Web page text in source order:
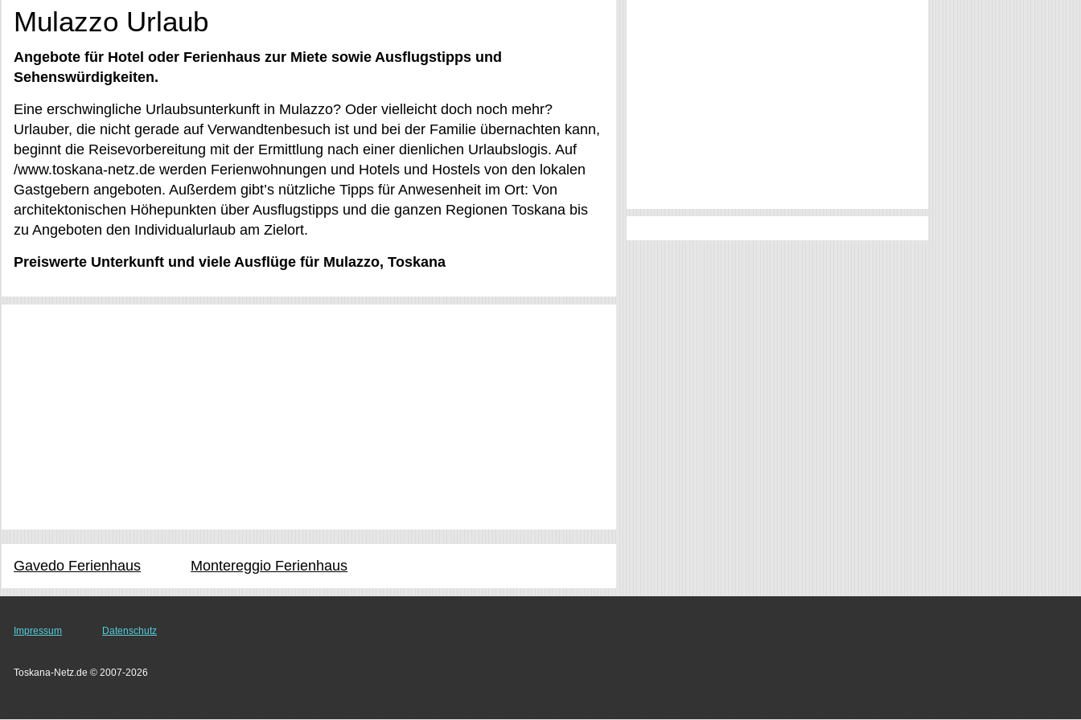
Mulazzo Urlaub
Angebote für Hotel oder Ferienhaus zur Miete sowie Ausflugstipps und
Sehenswürdigkeiten.
Eine erschwingliche Urlaubsunterkunft in Mulazzo? Oder vielleicht doch noch mehr?
Urlauber, die nicht gerade auf Verwandtenbesuch ist und bei der Familie übernachten kann,
beginnt die Reisevorbereitung mit der Ermittlung nach einer dienlichen Urlaubslogis. Auf
/www.toskana-netz.de werden Ferienwohnungen und Hotels und Hostels von den lokalen
Gastgebern angeboten. Außerdem gibt’s nützliche Tipps für Anwesenheit im Ort: Von
architektonischen Höhepunkten über Ausflugstipps und die ganzen Regionen Toskana bis
zu Angeboten den Individualurlaub am Zielort.
Preiswerte Unterkunft und viele Ausflüge für Mulazzo, Toskana
Gavedo Ferienhaus Montereggio Ferienhaus
Impressum Datenschutz
Toskana-Netz.de © 2007-2026